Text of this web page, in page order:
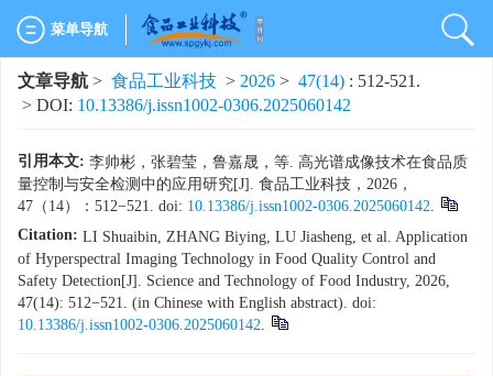
菜单导航
文章导航 > 食品工业科技 > 2026 > 47(14) : 512-521.
> DOI: 10.13386/j.issn1002-0306.2025060142
引用本文: 李帅彬，张碧莹，鲁嘉晟，等. 高光谱成像技术在食品质
量控制与安全检测中的应用研究[J]. 食品工业科技，2026，
47（14）：512−521. doi: 10.13386/j.issn1002-0306.2025060142.
Citation: LI Shuaibin, ZHANG Biying, LU Jiasheng, et al. Application
of Hyperspectral Imaging Technology in Food Quality Control and
Safety Detection[J]. Science and Technology of Food Industry, 2026,
47(14): 512−521. (in Chinese with English abstract). doi:
10.13386/j.issn1002-0306.2025060142.